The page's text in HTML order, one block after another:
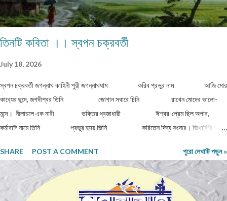
তিনটি কবিতা ।। স্বপন চক্রবর্তী
July 18, 2026
স্বপন চক্রবর্তী জগন্নাথ কাহিনী পুরী জগন্নাথধাম করিব প্রভুর নাম আজি মোর
কাব‍্যের ছন্দে, জগদীশ্বর তিনি জোগান সবারে চিনি রাখেন মোদের ভালো-
মন্দে। নীলাচলে এক নারী ভক্তির ধ্বজাধারী ঈশ্বর-প্রেম ছিল অপার,
কর্মাবাঈ নামে তিনি প্রভুর হৃদয় জিনি করিতেন দিব্য সংসার। ভিখারিণী অতি
SHARE
POST A COMMENT পুরো লেখাটি পড়ুন »